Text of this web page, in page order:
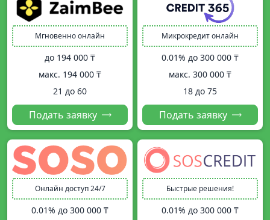
Мгновенно онлайн
до 194 000 ₸
макс. 194 000 ₸
21 до 60
Подать заявку
Микрокредит онлайн
0.01% до 300 000 ₸
макс. 300 000 ₸
18 до 75
Подать заявку
Онлайн доступ 24/7
0.01% до 300 000 ₸
Быстрые решения!
0.01% до 300 000 ₸